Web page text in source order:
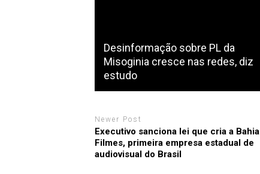
Desinformação sobre PL da
Misoginia cresce nas redes, diz
estudo
Newer Post
Executivo sanciona lei que cria a Bahia
Filmes, primeira empresa estadual de
audiovisual do Brasil